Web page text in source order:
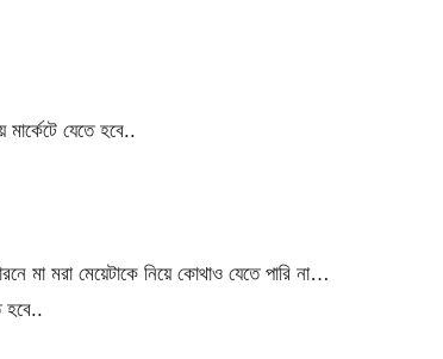
যেতে হবে..
মা মরা মেয়েটাকে নিয়ে কোথাও যেতে পারি না…
হবে..